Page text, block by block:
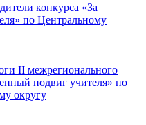
конкурса «За
по Центральному
II межрегионального
подвиг учителя» по
округу